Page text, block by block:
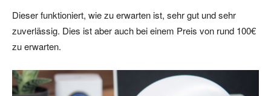
Dieser funktioniert, wie zu erwarten ist, sehr gut und sehr
zuverlässig. Dies ist aber auch bei einem Preis von rund 100€
zu erwarten.